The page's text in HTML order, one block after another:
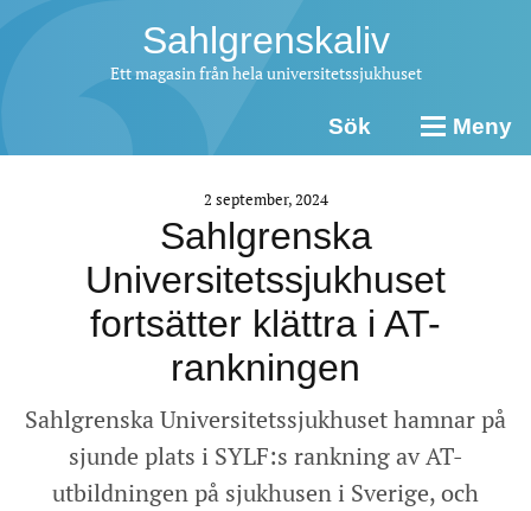
Sahlgrenskaliv
Ett magasin från hela universitetssjukhuset
Sök Meny
2 september, 2024
Sahlgrenska
Universitetssjukhuset
fortsätter klättra i AT-
rankningen
Sahlgrenska Universitetssjukhuset hamnar på
sjunde plats i SYLF:s rankning av AT-
utbildningen på sjukhusen i Sverige, och